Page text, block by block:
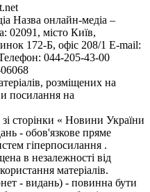
Назва онлайн-медіа –
02091, місто Київ,
172-Б, офіс 208/1 E-mail:
044-205-43-00
розміщених на
посилання на
сторінки « Новини України
- обов'язкове пряме
гіперпосилання .
в незалежності від
матеріалів.
- видань) - повинна бути